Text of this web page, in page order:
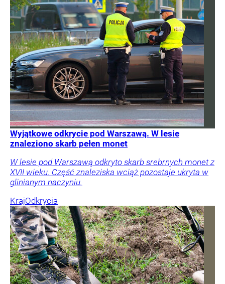
Wyjątkowe odkrycie pod Warszawą. W lesie
znaleziono skarb pełen monet
W lesie pod Warszawą odkryto skarb srebrnych monet z
XVII wieku. Część znaleziska wciąż pozostaje ukryta w
glinianym naczyniu.
KrajOdkrycia